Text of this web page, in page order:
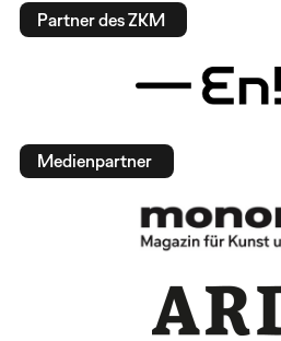
Partner des ZKM
Medienpartner